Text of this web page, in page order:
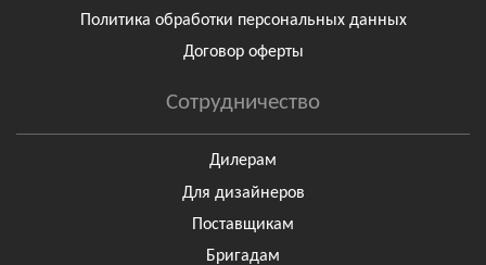
Политика обработки персональных данных
Договор оферты
Сотрудничество
Дилерам
Для дизайнеров
Поставщикам
Бригадам